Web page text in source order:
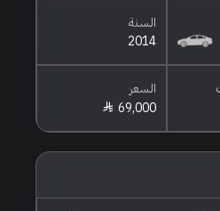
السنة
2014
السعر
69,000